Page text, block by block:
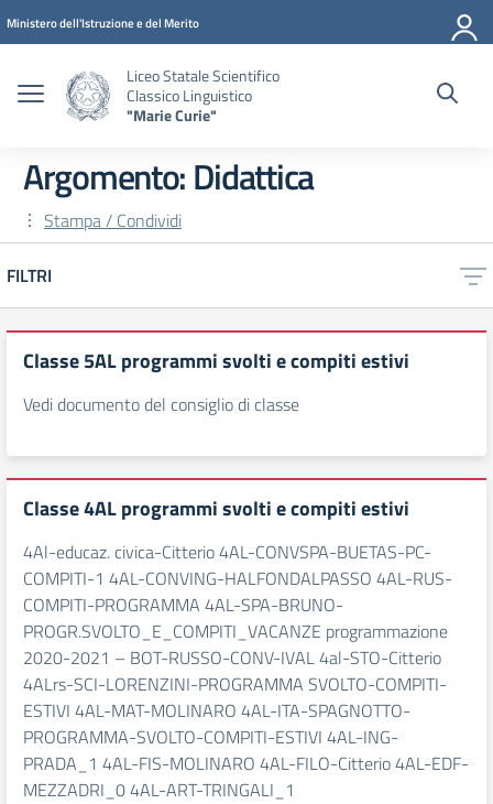
Vai ai contenuti
Vai al menu di navigazione
Vai al footer
Ministero dell'Istruzione e del Merito
Liceo Statale Scientifico
Classico Linguistico
"Marie Curie"
Argomento: Didattica
Stampa / Condividi
FILTRI
Classe 5AL programmi svolti e compiti estivi
Vedi documento del consiglio di classe
Classe 4AL programmi svolti e compiti estivi
4Al-educaz. civica-Citterio 4AL-CONVSPA-BUETAS-PC-
COMPITI-1 4AL-CONVING-HALFONDALPASSO 4AL-RUS-
COMPITI-PROGRAMMA 4AL-SPA-BRUNO-
PROGR.SVOLTO_E_COMPITI_VACANZE programmazione
2020-2021 – BOT-RUSSO-CONV-IVAL 4al-STO-Citterio
4ALrs-SCI-LORENZINI-PROGRAMMA SVOLTO-COMPITI-
ESTIVI 4AL-MAT-MOLINARO 4AL-ITA-SPAGNOTTO-
PROGRAMMA-SVOLTO-COMPITI-ESTIVI 4AL-ING-
PRADA_1 4AL-FIS-MOLINARO 4AL-FILO-Citterio 4AL-EDF-
MEZZADRI_0 4AL-ART-TRINGALI_1